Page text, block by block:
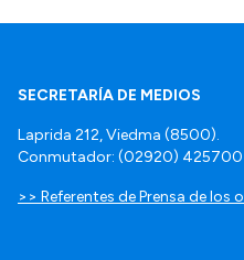
SECRETARÍA DE MEDIOS
Laprida 212, Viedma (8500).
Conmutador: (02920) 425700
>> Referentes de Prensa de